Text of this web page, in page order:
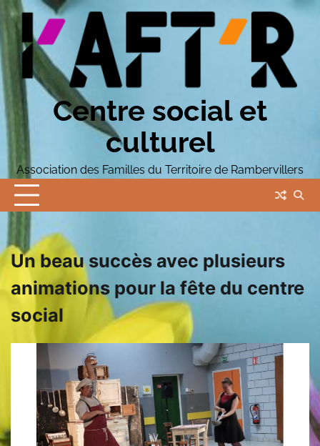
Skip
to
content
Centre social et
culturel
Association des Familles du Territoire de Rambervillers
Un beau succès avec plusieurs
animations pour la fête du centre
social